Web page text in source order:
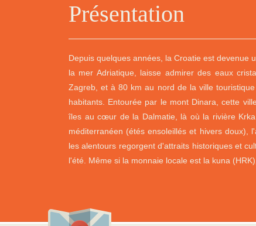
Présentation
Depuis quelques années, la Croatie est devenue
la mer Adriatique, laisse admirer des eaux
Zagreb, et à 80 km au nord de la ville
habitants. Entourée par le mont Dinara, cette
îles au cœur de la Dalmatie, là où la rivière
méditerranéen (étés ensoleillés et hivers doux),
les alentours regorgent d'attraits historiques et
l'été. Même si la monnaie locale est la kuna